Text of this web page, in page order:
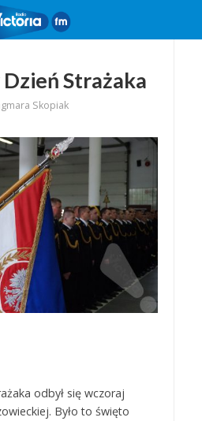
Strażaka
Skopiak
odbył się wczoraj
Było to święto